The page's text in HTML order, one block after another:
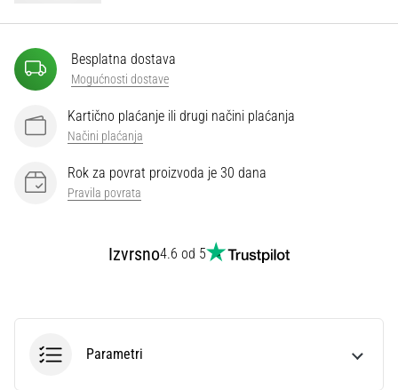
Besplatna dostava
Mogućnosti dostave
Kartično plaćanje ili drugi načini plaćanja
Načini plaćanja
Rok za povrat proizvoda je 30 dana
Pravila povrata
Izvrsno4.6 od 5
Parametri